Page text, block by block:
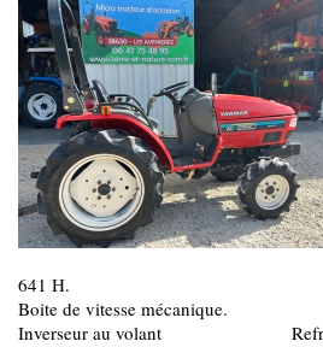
641 H.
Boite de vitesse mécanique.
Inverseur au volant